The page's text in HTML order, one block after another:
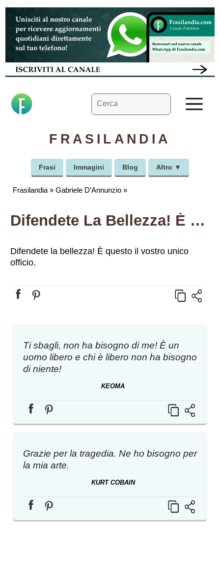
Vai
contenuto
Ricerca
per:
FRASILANDIA
Frasi Immagini Blog Altro ▼
Frasilandia »Gabriele D’Annunzio »
Difendete La Bellezza! È Questo Il Vostro Unico Officio.
Difendete la bellezza! È questo il vostro unico
officio.
Ti sbagli, non ha bisogno di me! È un
uomo libero e chi è libero non ha bisogno
di niente!
KEOMA
Grazie per la tragedia. Ne ho bisogno per
la mia arte.
KURT COBAIN